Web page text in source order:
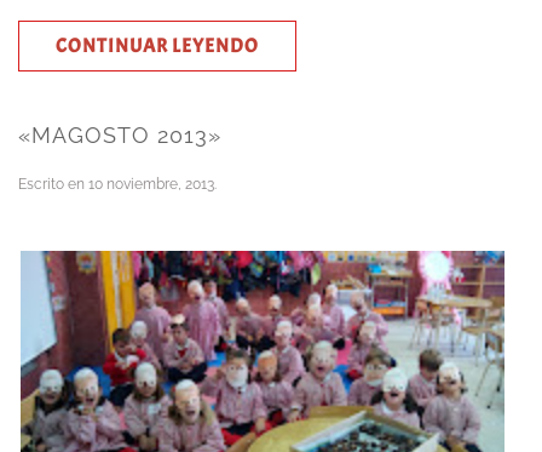
CONTINUAR LEYENDO
«MAGOSTO 2013»
Escrito en 10 noviembre, 2013